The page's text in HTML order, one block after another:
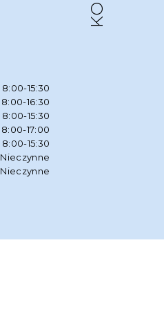
8:00-15:30
8:00-16:30
8:00-15:30
8:00-17:00
8:00-15:30
Nieczynne
Nieczynne